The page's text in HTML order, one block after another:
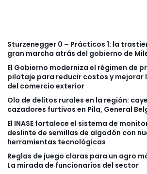
Sturzenegger 0 – Prácticos 1: la
gran marcha atrás del gobierno de
El Gobierno moderniza el régimen de
pilotaje para reducir costos y
del comercio exterior
Ola de delitos rurales en la región:
cazadores furtivos en Pila, General
El INASE fortalece el sistema de
deslinte de semillas de algodón con
herramientas tecnológicas
Reglas de juego claras para un agro
La mirada de funcionarios del sector